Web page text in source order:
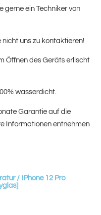
gerne ein Techniker von
nicht uns zu kontaktieren!
Öffnen des Geräts erlischt
wasserdicht.
Garantie auf die
Informationen entnehmen
/ IPhone 12 Pro